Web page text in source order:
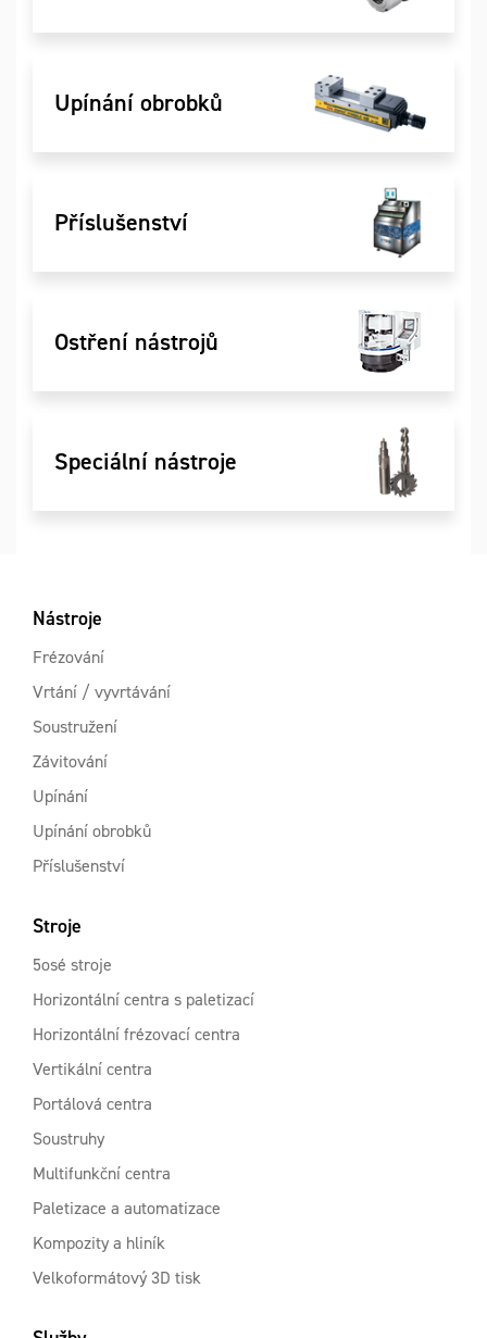
Upínání obrobků
Příslušenství
Ostření nástrojů
Speciální nástroje
Nástroje
Frézování
Vrtání / vyvrtávání
Soustružení
Závitování
Upínání
Upínání obrobků
Příslušenství
Stroje
5osé stroje
Horizontální centra s paletizací
Horizontální frézovací centra
Vertikální centra
Portálová centra
Soustruhy
Multifunkční centra
Paletizace a automatizace
Kompozity a hliník
Velkoformátový 3D tisk